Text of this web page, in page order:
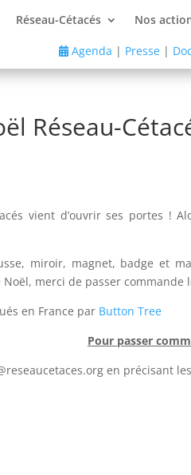
Réseau-Cétacés Nos
Agenda | Presse|
Réseau-
vient d’ouvrir ses portes !
miroir, magnet, badge et
merci de passer commande
en France par Button Tree
Pour passer
en précisant